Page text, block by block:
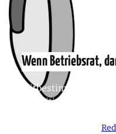
Wenn Betriebsrat,
Mitbestimmung im
als kritischer und